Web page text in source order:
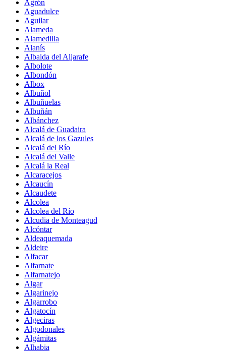
Agrón
Aguadulce
Aguilar
Alameda
Alamedilla
Alanís
Albaida del Aljarafe
Albolote
Albondón
Albox
Albuñol
Albuñuelas
Albuñán
Albánchez
Alcalá de Guadaira
Alcalá de los Gazules
Alcalá del Río
Alcalá del Valle
Alcalá la Real
Alcaracejos
Alcaucín
Alcaudete
Alcolea
Alcolea del Río
Alcudia de Monteagud
Alcóntar
Aldeaquemada
Aldeire
Alfacar
Alfarnate
Alfarnatejo
Algar
Algarinejo
Algarrobo
Algatocín
Algeciras
Algodonales
Algámitas
Alhabia